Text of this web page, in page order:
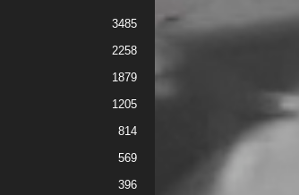
3485
2258
1879
1205
814
569
396